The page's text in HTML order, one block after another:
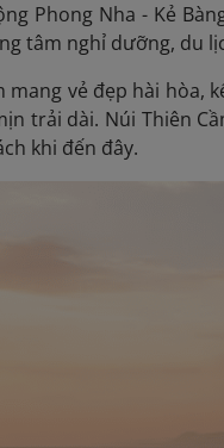
Phong Nha - Kẻ
tâm nghỉ dưỡng, du
mang vẻ đẹp hài
trải dài. Núi Thiên
khi đến đây.